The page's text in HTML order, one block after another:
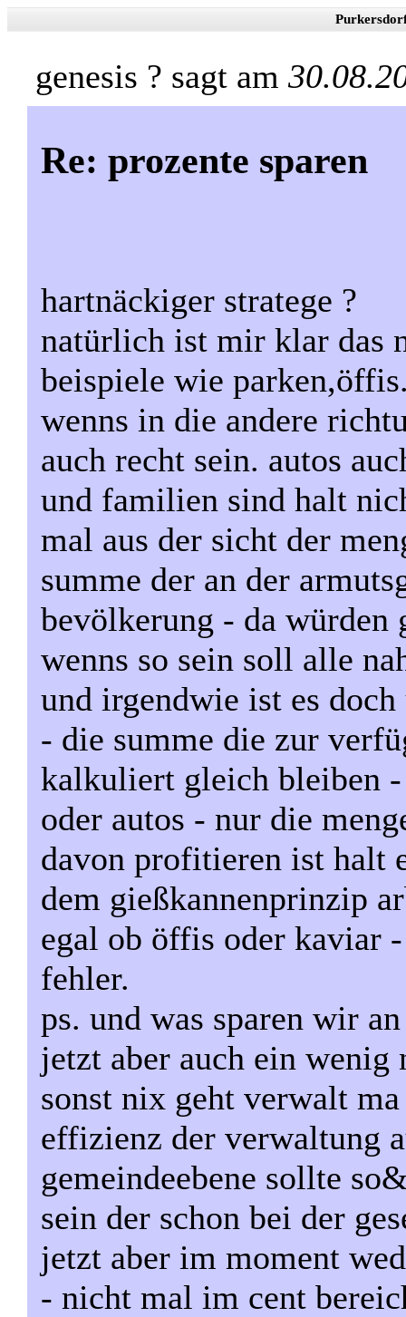
genesis ? sagt am
Re: prozente sparen
hartnäckiger stratege ?
natürlich ist mir klar das
beispiele wie
wenns in die andere
auch recht sein. autos
und familien sind halt
mal aus der sicht der
summe der an der
bevölkerung - da würden
wenns so sein soll alle
und irgendwie ist es
- die summe die zur
kalkuliert gleich bleiben
oder autos - nur die
davon profitieren ist halt
dem gießkannenprinzip
egal ob öffis oder kaviar
fehler.
ps. und was sparen wir
jetzt aber auch ein
sonst nix geht verwalt
effizienz der verwaltung
gemeindeebene sollte
sein der schon bei der
jetzt aber im moment
- nicht mal im cent